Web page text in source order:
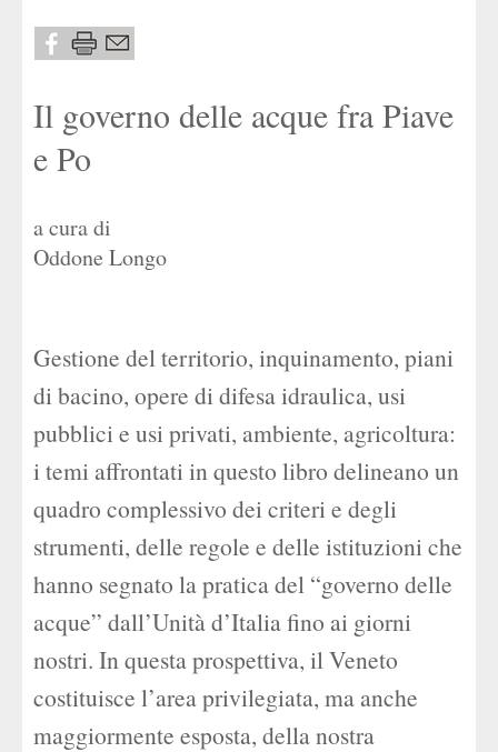
Il governo delle acque fra Piave
e Po
a cura di
Oddone Longo
Gestione del territorio, inquinamento, piani
di bacino, opere di difesa idraulica, usi
pubblici e usi privati, ambiente, agricoltura:
i temi affrontati in questo libro delineano un
quadro complessivo dei criteri e degli
strumenti, delle regole e delle istituzioni che
hanno segnato la pratica del “governo delle
acque” dall’Unità d’Italia fino ai giorni
nostri. In questa prospettiva, il Veneto
costituisce l’area privilegiata, ma anche
maggiormente esposta, della nostra